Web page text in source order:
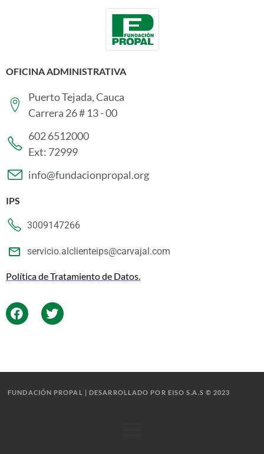
OFICINA ADMINISTRATIVA
Puerto Tejada, Cauca
Carrera 26 # 13 - 00
602 6512000
Ext: 72999
info@fundacionpropal.org
IPS
3009147266
servicio.alclienteips@carvajal.com
Política de Tratamiento de Datos.
FUNDACIÓN PROPAL | DESARROLLADO POR EISO S.A.S © 2023